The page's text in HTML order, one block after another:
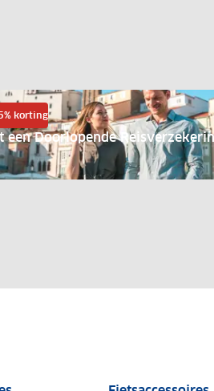
korting
een Doorlopende